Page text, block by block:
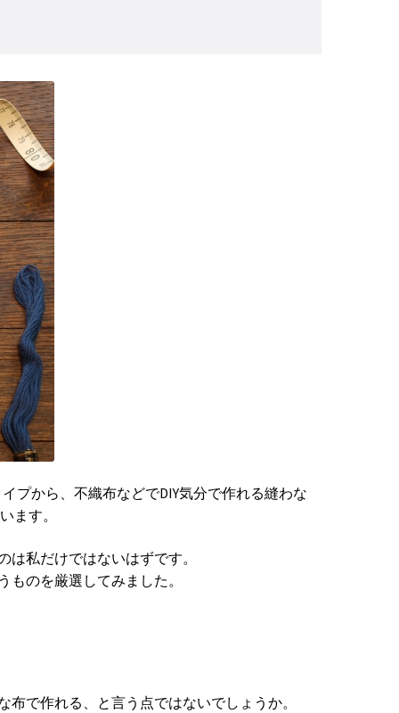
から、不織布などでDIY気分で作れる縫わな
ます。
私だけではないはずです。
のを厳選してみました。
で作れる、と言う点ではないでしょうか。